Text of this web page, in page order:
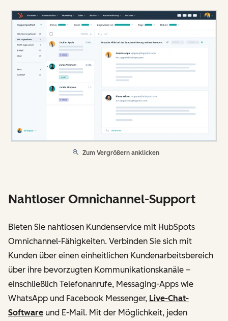
Zum Vergrößern anklicken
Nahtloser Omnichannel-Support
Bieten Sie nahtlosen Kundenservice mit HubSpots
Omnichannel-Fähigkeiten. Verbinden Sie sich mit
Kunden über einen einheitlichen Kundenarbeitsbereich
über ihre bevorzugten Kommunikationskanäle –
einschließlich Telefonanrufe, Messaging-Apps wie
WhatsApp und Facebook Messenger, Live-Chat-
Software und E-Mail. Mit der Möglichkeit, jeden